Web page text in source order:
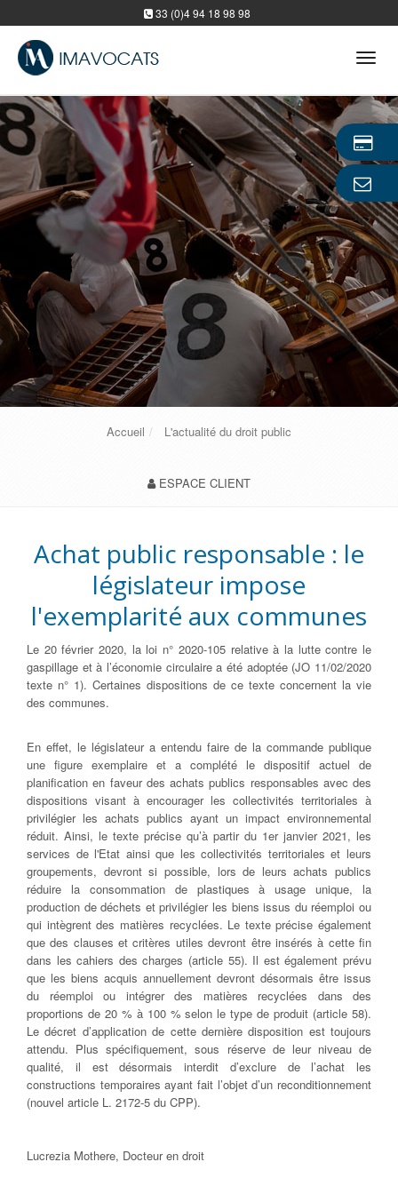
33 (0)4 94 18 98 98
Accueil L'actualité du droit public
ESPACE CLIENT
Achat public responsable : le
législateur impose
l'exemplarité aux communes
Le 20 février 2020, la loi n° 2020-105 relative à la lutte contre le
gaspillage et à l’économie circulaire a été adoptée (JO 11/02/2020
texte n° 1). Certaines dispositions de ce texte concernent la vie
des communes.
En effet, le législateur a entendu faire de la commande publique
une figure exemplaire et a complété le dispositif actuel de
planification en faveur des achats publics responsables avec des
dispositions visant à encourager les collectivités territoriales à
privilégier les achats publics ayant un impact environnemental
réduit. Ainsi, le texte précise qu’à partir du 1er janvier 2021, les
services de l'Etat ainsi que les collectivités territoriales et leurs
groupements, devront si possible, lors de leurs achats publics
réduire la consommation de plastiques à usage unique, la
production de déchets et privilégier les biens issus du réemploi ou
qui intègrent des matières recyclées. Le texte précise également
que des clauses et critères utiles devront être insérés à cette fin
dans les cahiers des charges (article 55). Il est également prévu
que les biens acquis annuellement devront désormais être issus
du réemploi ou intégrer des matières recyclées dans des
proportions de 20 % à 100 % selon le type de produit (article 58).
Le décret d’application de cette dernière disposition est toujours
attendu. Plus spécifiquement, sous réserve de leur niveau de
qualité, il est désormais interdit d’exclure de l’achat les
constructions temporaires ayant fait l’objet d’un reconditionnement
(nouvel article L. 2172-5 du CPP).
Lucrezia Mothere, Docteur en droit